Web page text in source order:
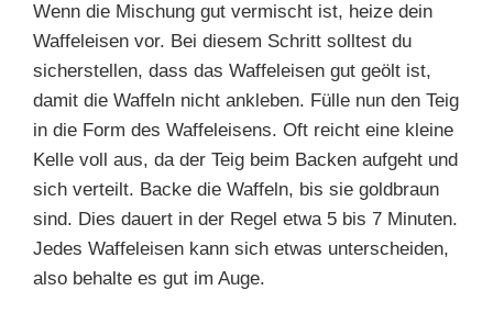
Wenn die Mischung gut vermischt ist, heize dein
Waffeleisen vor. Bei diesem Schritt solltest du
sicherstellen, dass das Waffeleisen gut geölt ist,
damit die Waffeln nicht ankleben. Fülle nun den Teig
in die Form des Waffeleisens. Oft reicht eine kleine
Kelle voll aus, da der Teig beim Backen aufgeht und
sich verteilt. Backe die Waffeln, bis sie goldbraun
sind. Dies dauert in der Regel etwa 5 bis 7 Minuten.
Jedes Waffeleisen kann sich etwas unterscheiden,
also behalte es gut im Auge.